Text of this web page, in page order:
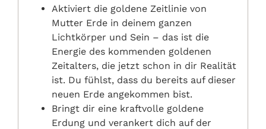
Aktiviert die goldene Zeitlinie von
Mutter Erde in deinem ganzen
Lichtkörper und Sein – das ist die
Energie des kommenden goldenen
Zeitalters, die jetzt schon in dir Realität
ist. Du fühlst, dass du bereits auf dieser
neuen Erde angekommen bist.
Bringt dir eine kraftvolle goldene
Erdung und verankert dich auf der